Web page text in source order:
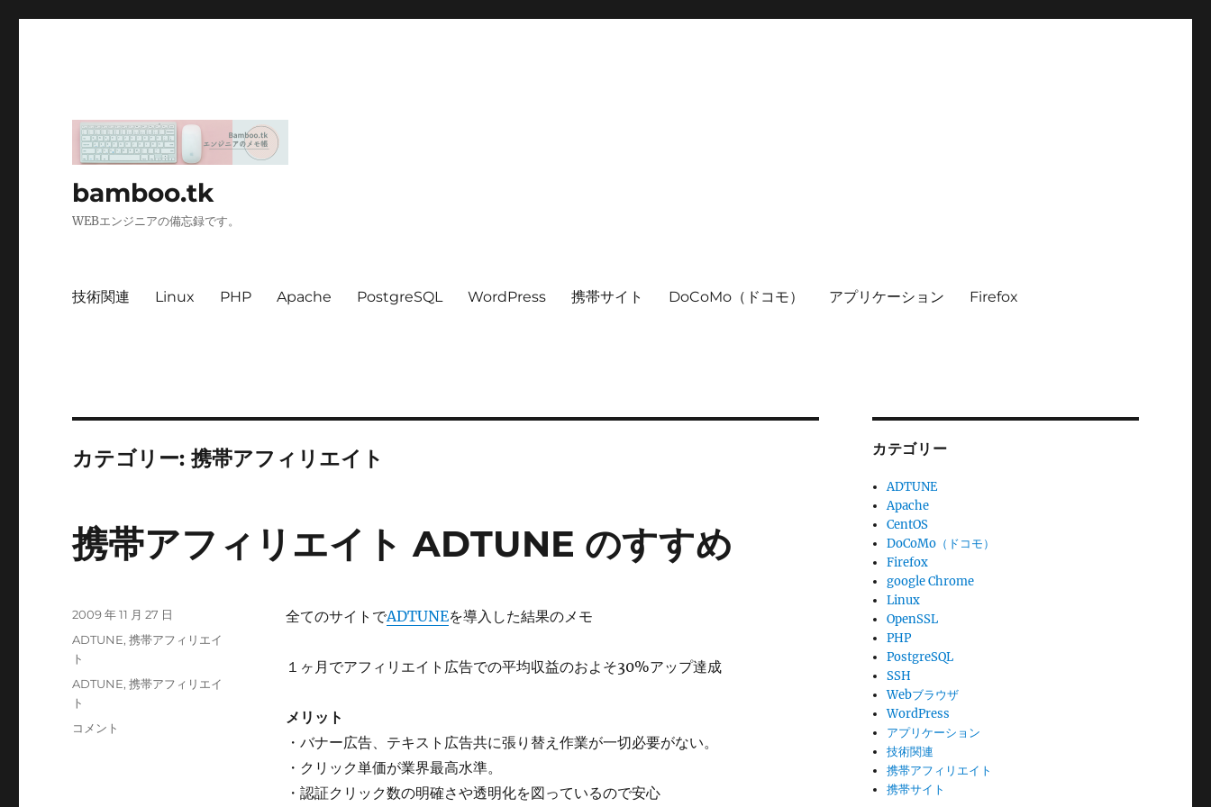
bamboo.tk
WEBエンジニアの備忘録です。
技術関連 Linux PHP Apache PostgreSQL WordPress 携帯サイト DoCoMo（ドコモ） アプリケーション Firefox
カテゴリー:携帯アフィリエイト
携帯アフィリエイト ADTUNE のすすめ
全てのサイトでADTUNEを導入した結果のメモ
１ヶ月でアフィリエイト広告での平均収益のおよそ30%アップ達成
メリット
・バナー広告、テキスト広告共に張り替え作業が一切必要がない。
・クリック単価が業界最高水準。
・認証クリック数の明確さや透明化を図っているので安心
投
日:
2009 年 11 月 27 日
カ
テ
リ
ADTUNE,携帯アフィリエイ
ト
タ
グ
ADTUNE,携帯アフィリエイ
ト
携
コメント
カテゴリー
ADTUNE
Apache
CentOS
DoCoMo（ドコモ）
Firefox
google Chrome
Linux
OpenSSL
PHP
PostgreSQL
SSH
Webブラウザ
WordPress
アプリケーション
技術関連
携帯アフィリエイト
携帯サイト